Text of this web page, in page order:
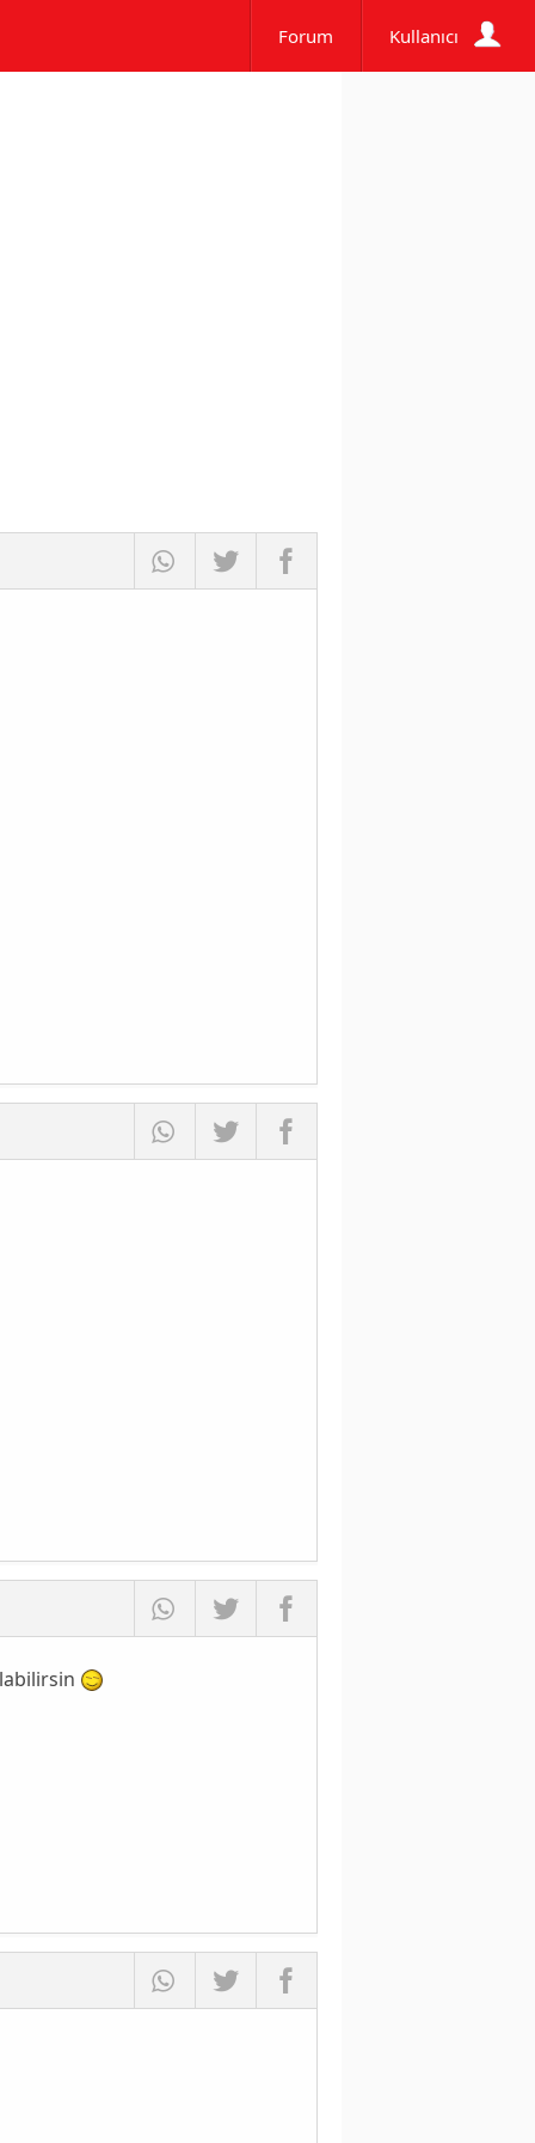
Forum Kullanıcı